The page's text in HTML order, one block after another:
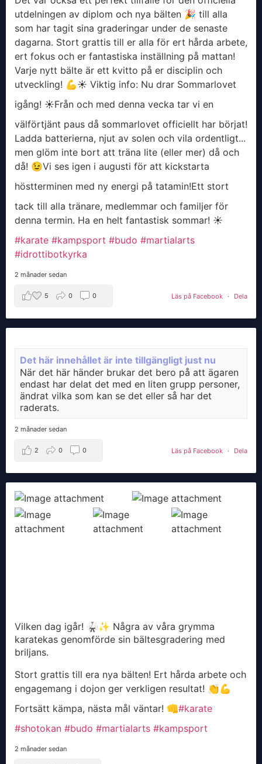
utdelningen av diplom och nya bälten 🎉 till alla
som har tagit sina graderingar under de senaste
dagarna. Stort grattis till er alla för ert hårda arbete,
ert fokus och er fantastiska inställning på mattan!
Varje nytt bälte är ett kvitto på er disciplin och
utveckling! 💪​☀️ Viktig info: Nu drar Sommarlovet
igång! ☀️​Från och med denna vecka tar vi en
välförtjänt paus då sommarlovet officiellt har börjat!
Ladda batterierna, njut av solen och vila ordentligt...
men glöm inte bort att träna lite (eller mer) då och
då! 😉​Vi ses igen i augusti för att kickstarta
höstterminen med ny energi på tatamin!​Ett stort
tack till alla tränare, medlemmar och familjer för
denna termin. Ha en helt fantastisk sommar! ☀️
#karate #kampsport #budo #martialarts
#idrottibotkyrka
2 månader sedan
Läs på Facebook · Dela
5 0 0
Det här innehållet är inte tillgängligt just nu
När det här händer brukar det bero på att ägaren
endast har delat det med en liten grupp personer,
ändrat vilka som kan se det eller så har det
raderats.
2 månader sedan
Läs på Facebook · Dela
2 0 0
Vilken dag igår! 🥋✨ Några av våra grymma
karatekas genomförde sin bältesgradering med
briljans.
Stort grattis till era nya bälten! Ert hårda arbete och
engagemang i dojon ger verkligen resultat! 👏💪
Fortsätt kämpa, nästa mål väntar! 👊#karate
#shotokan #budo #martialarts #kampsport
2 månader sedan